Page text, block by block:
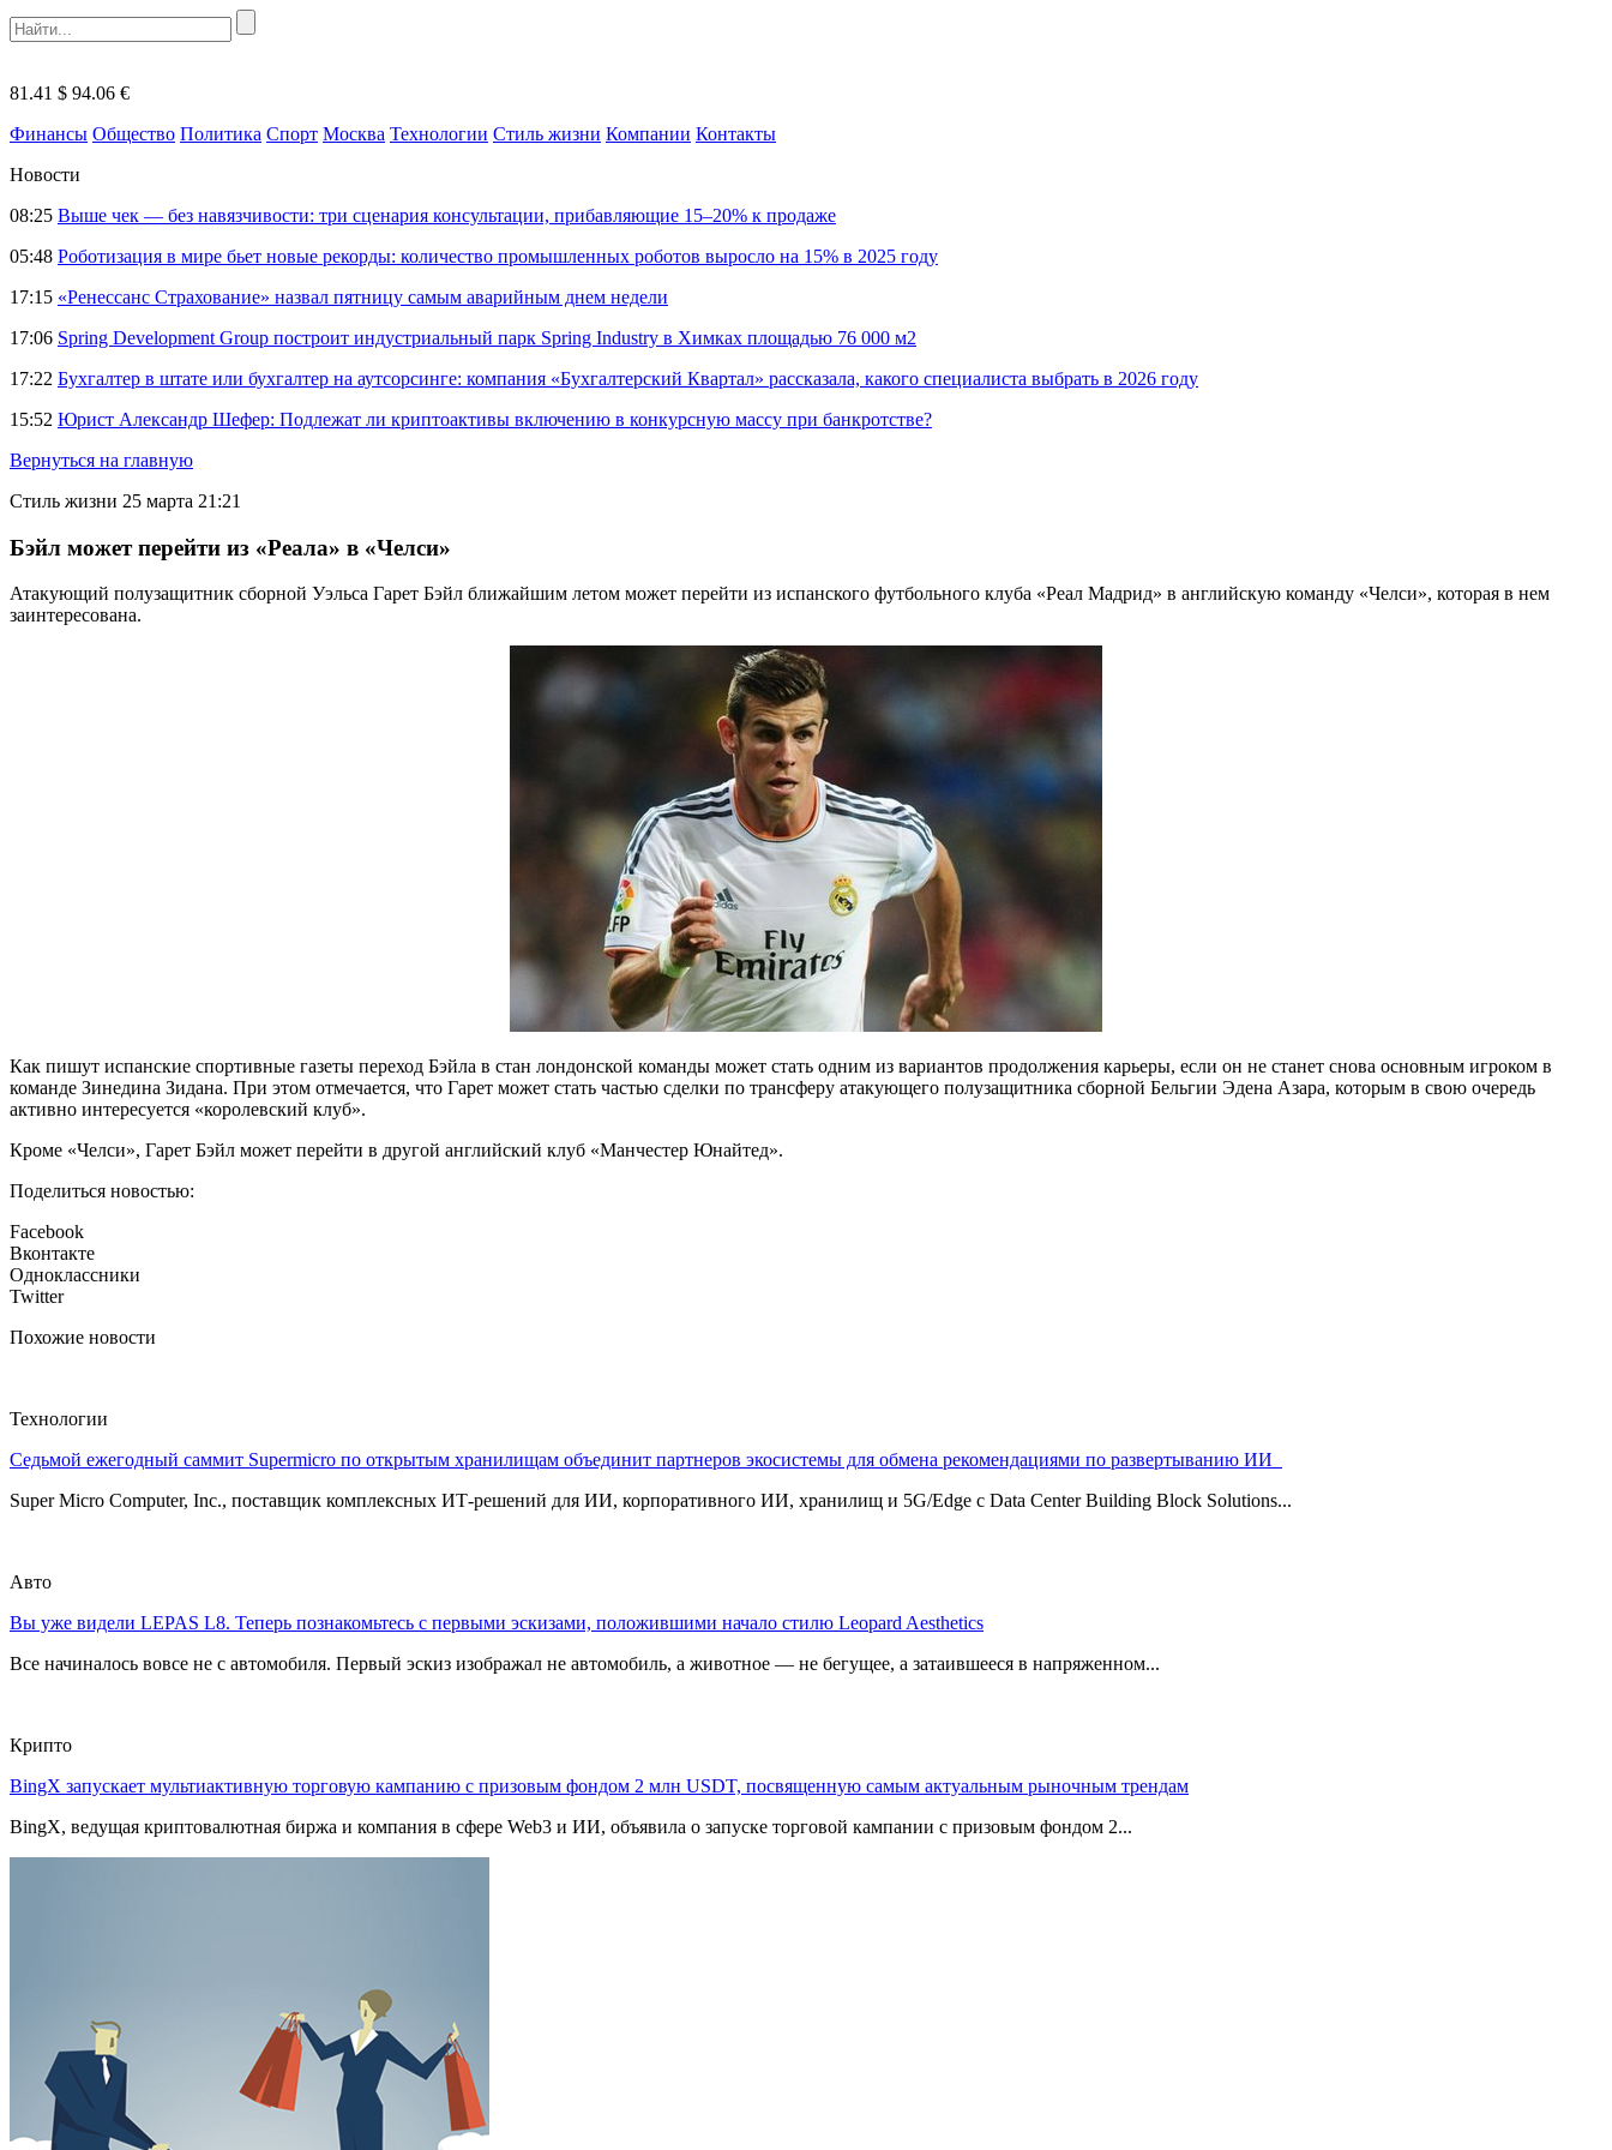
81.41 $ 94.06 €
Финансы Общество Политика Спорт Москва Технологии Стиль жизни Компании Контакты
Новости
08:25 Выше чек — без навязчивости: три сценария консультации, прибавляющие 15–20% к продаже
05:48 Роботизация в мире бьет новые рекорды: количество промышленных роботов выросло на 15% в 2025 году
17:15 «Ренессанс Страхование» назвал пятницу самым аварийным днем недели
17:06 Spring Development Group построит индустриальный парк Spring Industry в Химках площадью 76 000 м2
17:22 Бухгалтер в штате или бухгалтер на аутсорсинге: компания «Бухгалтерский Квартал» рассказала, какого специалиста выбрать в 2026 году
15:52 Юрист Александр Шефер: Подлежат ли криптоактивы включению в конкурсную массу при банкротстве?
Вернуться на главную
Стиль жизни 25 марта 21:21
Бэйл может перейти из «Реала» в «Челси»
Атакующий полузащитник сборной Уэльса Гарет Бэйл ближайшим летом может перейти из испанского футбольного клуба «Реал Мадрид» в английскую команду «Челси», которая в нем
заинтересована.
Как пишут испанские спортивные газеты переход Бэйла в стан лондонской команды может стать одним из вариантов продолжения карьеры, если он не станет снова основным игроком в
команде Зинедина Зидана. При этом отмечается, что Гарет может стать частью сделки по трансферу атакующего полузащитника сборной Бельгии Эдена Азара, которым в свою очередь
активно интересуется «королевский клуб».
Кроме «Челси», Гарет Бэйл может перейти в другой английский клуб «Манчестер Юнайтед».
Поделиться новостью:
Facebook
Вконтакте
Одноклассники
Twitter
Похожие новости
Технологии
Седьмой ежегодный саммит Supermicro по открытым хранилищам объединит партнеров экосистемы для обмена рекомендациями по развертыванию ИИ
Super Micro Computer, Inc., поставщик комплексных ИТ-решений для ИИ, корпоративного ИИ, хранилищ и 5G/Edge с Data Center Building Block Solutions...
Авто
Вы уже видели LEPAS L8. Теперь познакомьтесь с первыми эскизами, положившими начало стилю Leopard Aesthetics
Все начиналось вовсе не с автомобиля. Первый эскиз изображал не автомобиль, а животное — не бегущее, а затаившееся в напряженном...
Крипто
BingX запускает мультиактивную торговую кампанию с призовым фондом 2 млн USDT, посвященную самым актуальным рыночным трендам
BingX, ведущая криптовалютная биржа и компания в сфере Web3 и ИИ, объявила о запуске торговой кампании с призовым фондом 2...